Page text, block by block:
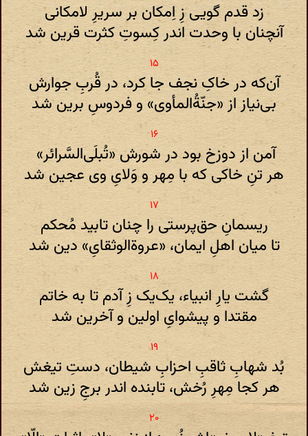
زد قدم گویی زِ اِمکان بر سریرِ لامکانی
آنچنان با وحدت اندر کِسوتِ کثرت قرین شد
آن‌که در خاکِ نجف جا کرد، در قُربِ جوارش
بی‌نیاز از «جنّةُ‌المأوی» و فردوسِ برین شد
آمن از دوزخ بود در شورش «تُبلَی‌السَّرائر»
هر تنِ خاکی که با مِهر و وَلایِ وی عجین شد
ریسمانِ حق‌پرستی را چنان تابید مُحکم
تا میان اهلِ ایمان، «عروة‌الوثقایِ» دین شد
گشت یارِ انبیاء، یک‌یک زِ آدم تا به خاتم
مقتدا و پیشوایِ اولین و آخرین شد
بُد شهابِ ثاقبِ احزابِ شیطان، دستِ تیغش
هر کجا مِهرِ رُخش، تابنده اندر برجِ زین شد